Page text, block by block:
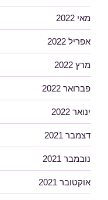
מאי 2022
אפריל 2022
מרץ 2022
פברואר 2022
ינואר 2022
דצמבר 2021
נובמבר 2021
אוקטובר 2021